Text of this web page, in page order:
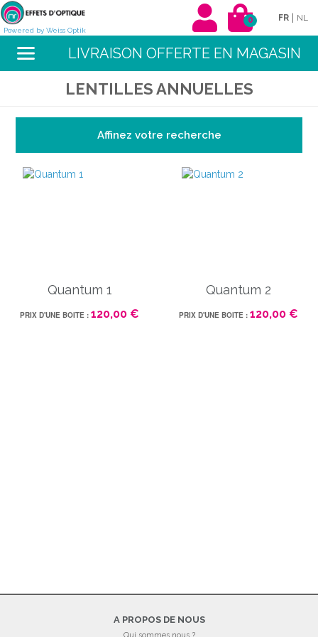
Powered by Weiss Optik
0 FR | NL
LIVRAISON OFFERTE EN MAGASIN
LENTILLES ANNUELLES
Affinez votre recherche
Quantum 1
PRIX D'UNE BOITE : 120,00 €
Quantum 2
PRIX D'UNE BOITE : 120,00 €
A PROPOS DE NOUS